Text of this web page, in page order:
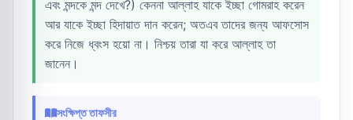
এবং মন্দকে মন্দ দেখে?) কেননা আল্লাহ যাকে ইচ্ছা গোমরাহ করেন
আর যাকে ইচ্ছা হিদায়াত দান করেন; অতএব তাদের জন্য আফসোস
করে নিজে ধ্বংস হয়ো না। নিশ্চয় তারা যা করে আল্লাহ তা
জানেন।
সংক্ষিপ্ত তাফসীর